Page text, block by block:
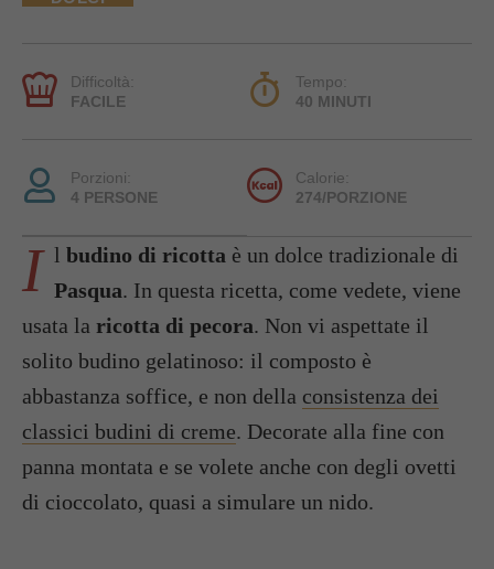
Difficoltà:
FACILE
Tempo:
40 MINUTI
Porzioni:
4 PERSONE
Calorie:
274/PORZIONE
I l budino di ricotta è un dolce tradizionale di
Pasqua. In questa ricetta, come vedete, viene
usata la ricotta di pecora. Non vi aspettate il
solito budino gelatinoso: il composto è
abbastanza soffice, e non della consistenza dei
classici budini di creme. Decorate alla fine con
panna montata e se volete anche con degli ovetti
di cioccolato, quasi a simulare un nido.